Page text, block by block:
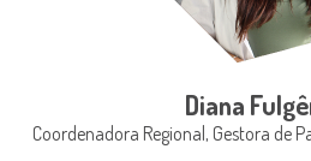
Diana
Coordenadora Regional, Gestora de